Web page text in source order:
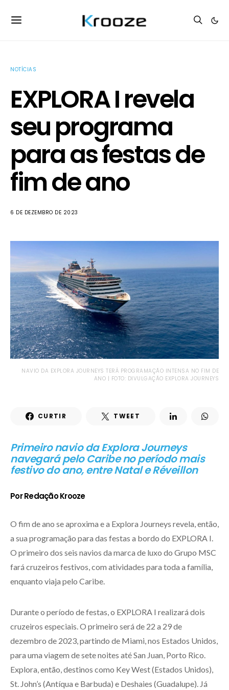
NOTÍCIAS
EXPLORA I revela
seu programa
para as festas de
fim de ano
6 DE DEZEMBRO DE 2023
NAVIO DA EXPLORA JOURNEYS TERÁ PROGRAMAÇÃO INTENSA NO FIM DE
ANO | FOTO: DIVULGAÇÃO EXPLORA JOURNEYS
CURTIR TWEET
Primeiro navio da Explora Journeys
navegará pelo Caribe no período mais
festivo do ano, entre Natal e Réveillon
Por Redação Krooze
O fim de ano se aproxima e a Explora Journeys revela, então,
a sua programação para das festas a bordo do EXPLORA I.
O primeiro dos seis navios da marca de luxo do Grupo MSC
fará cruzeiros festivos, com atividades para toda a família,
enquanto viaja pelo Caribe.
Durante o período de festas, o EXPLORA I realizará dois
cruzeiros especiais. O primeiro será de 22 a 29 de
dezembro de 2023, partindo de Miami, nos Estados Unidos,
para uma viagem de sete noites até San Juan, Porto Rico.
Explora, então, destinos como Key West (Estados Unidos),
St. John’s (Antíqua e Barbuda) e Deshaies (Guadalupe). Já